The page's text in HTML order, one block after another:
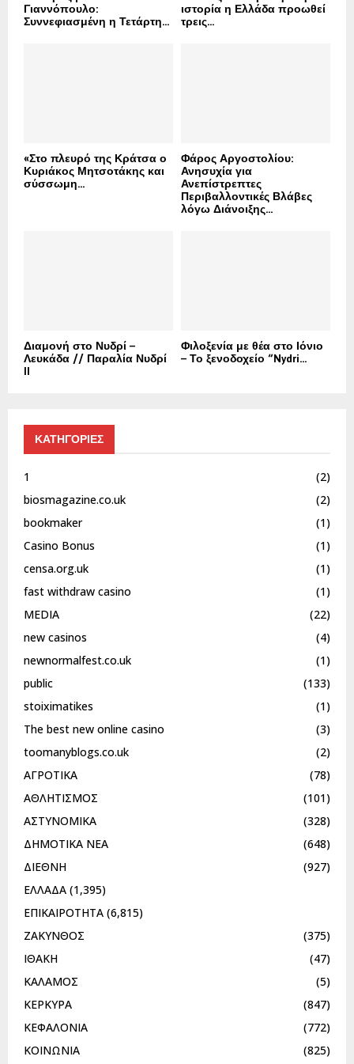
Γιαννόπουλο:
Συννεφιασμένη η Τετάρτη...
ιστορία η Ελλάδα προωθεί
τρεις...
«Στο πλευρό της Κράτσα ο
Κυριάκος Μητσοτάκης και
σύσσωμη...
Φάρος Αργοστολίου:
Ανησυχία για
Ανεπίστρεπτες
Περιβαλλοντικές Βλάβες
λόγω Διάνοιξης...
Διαμονή στο Νυδρί –
Λευκάδα // Παραλία Νυδρί
II
Φιλοξενία με θέα στο Ιόνιο
– Το ξενοδοχείο “Nydri...
ΚΑΤΗΓΟΡΙΕΣ
1
(2)
biosmagazine.co.uk
(2)
bookmaker
(1)
Casino Bonus
(1)
censa.org.uk
(1)
fast withdraw casino
(1)
MEDIA
(22)
new casinos
(4)
newnormalfest.co.uk
(1)
public
(133)
stoiximatikes
(1)
The best new online casino
(3)
toomanyblogs.co.uk
(2)
ΑΓΡΟΤΙΚΑ
(78)
ΑΘΛΗΤΙΣΜΟΣ
(101)
ΑΣΤΥΝΟΜΙΚΑ
(328)
ΔΗΜΟΤΙΚΑ ΝΕΑ
(648)
ΔΙΕΘΝΗ
(927)
ΕΛΛΑΔΑ (1,395)
ΕΠΙΚΑΙΡΟΤΗΤΑ (6,815)
ΖΑΚΥΝΘΟΣ
(375)
ΙΘΑΚΗ
(47)
ΚΑΛΑΜΟΣ
(5)
ΚΕΡΚΥΡΑ
(847)
ΚΕΦΑΛΟΝΙΑ
(772)
ΚΟΙΝΩΝΙΑ
(825)